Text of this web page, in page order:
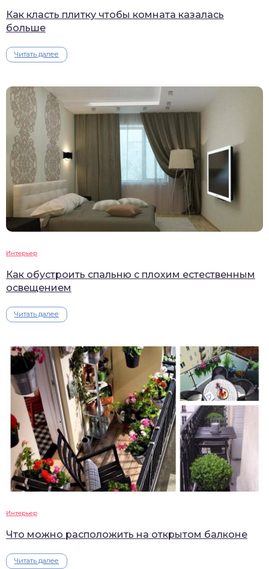
Как класть плитку чтобы комната казалась
больше
Читать далее
Интерьер
Как обустроить спальню с плохим естественным
освещением
Читать далее
Интерьер
Что можно расположить на открытом балконе
Читать далее